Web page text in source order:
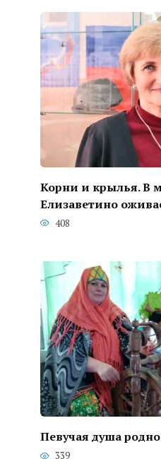
Корни и крылья. В
Елизаветино
408
Певучая душа
339